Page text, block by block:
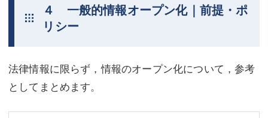
４ 一般的情報オープン化｜前提・ポ
リシー
法律情報に限らず，情報のオープン化について，参考
としてまとめます。